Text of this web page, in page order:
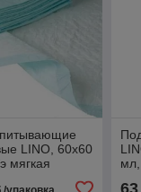
LINO, 60х60
мягкая